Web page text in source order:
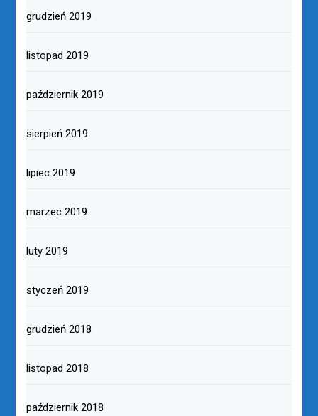
grudzień 2019
listopad 2019
październik 2019
sierpień 2019
lipiec 2019
marzec 2019
luty 2019
styczeń 2019
grudzień 2018
listopad 2018
październik 2018